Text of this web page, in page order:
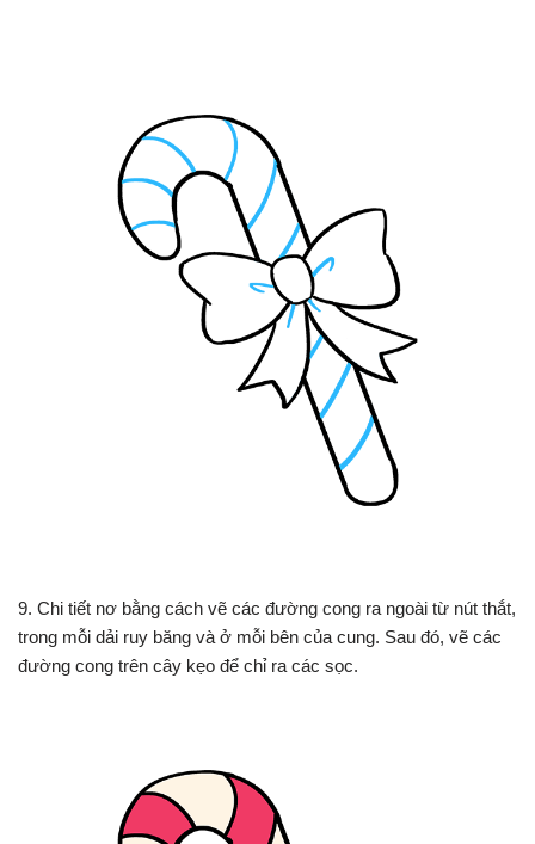
9. Chi tiết nơ bằng cách vẽ các đường cong ra ngoài từ nút thắt,
trong mỗi dải ruy băng và ở mỗi bên của cung. Sau đó, vẽ các
đường cong trên cây kẹo để chỉ ra các sọc.